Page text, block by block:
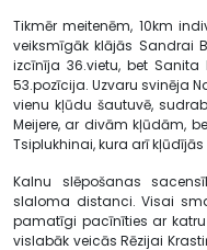
Tikmēr meitenēm, 10km
veiksmīgāk klājās Sandrai
izcīnīja 36.vietu, bet
53.pozīcija. Uzvaru svinēja
vienu kļūdu šautuvē,
Meijere, ar divām kļūdām,
Tsiplukhinai, kura arī kļūdījās
Kalnu slēpošanas
slaloma distanci. Visai
pamatīgi pacīnīties ar
vislabāk veicās Rēzijai